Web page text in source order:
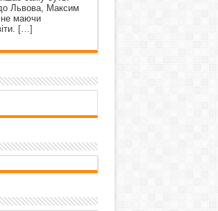
Львова, Максим
не маючи
[…]